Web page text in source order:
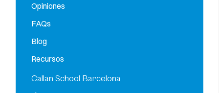
Opiniones
FAQs
Blog
Recursos
Callan School Barcelona